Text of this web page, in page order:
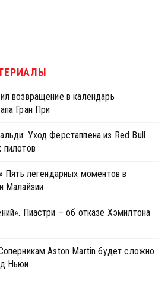
возвращение в календарь
Гран При
Уход Ферстаппена из Red Bull
пилотов
Пять легендарных моментов в
Малайзии
Пиастри – об отказе Хэмилтона
Aston Martin будет сложно
Ньюи